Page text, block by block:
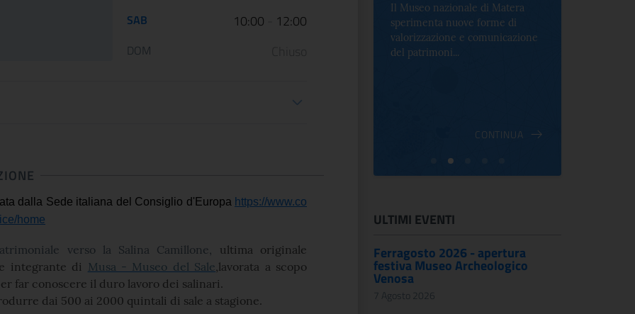
SAB 10:00 12:00
DOM
apertura
dalla Sede italiana del Consiglio d'Europa https://www.co
home
verso la Salina Camillone, ultima originale
integrante di Musa - Museo del Sale lavorata a scopo
far conoscere il duro lavoro dei salinari.
dai 500 ai 2000 quintali di sale a stagione.
Le Scuderie del Quirinale
1937-1947. Capolavori salvati dalla
Da venerdì 29 aprile 2022 le
Il Museo nazionale di Matera
sperimenta nuove forme di
valorizzazione e comunicazione
del patrimoni...
CONTINUA
ULTIMI EVENTI
Ferragosto 2026 - apertura
festiva Museo Archeologico
Venosa
7 Agosto 2026